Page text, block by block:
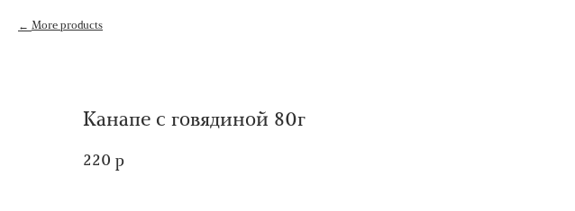
More products
Канапе с говядиной 80г
220 р